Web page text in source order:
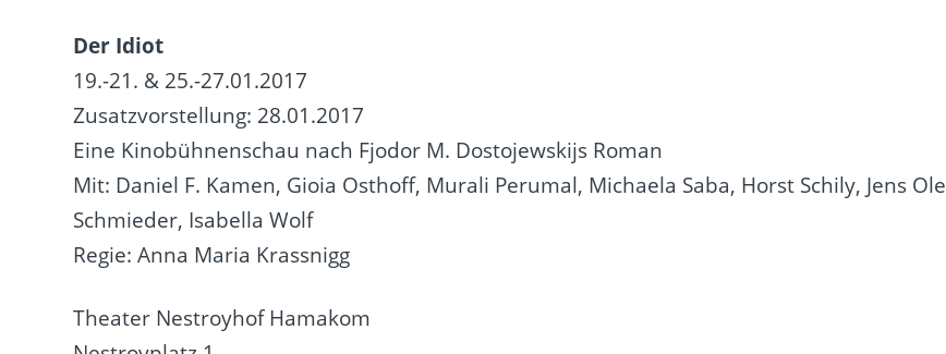
Der Idiot
19.-21. & 25.-27.01.2017
Zusatzvorstellung: 28.01.2017
Eine Kinobühnenschau nach Fjodor M. Dostojewskijs Roman
Mit: Daniel F. Kamen, Gioia Osthoff, Murali Perumal, Michaela Saba, Horst Schily, Jens Ole
Schmieder, Isabella Wolf
Regie: Anna Maria Krassnigg
Theater Nestroyhof Hamakom